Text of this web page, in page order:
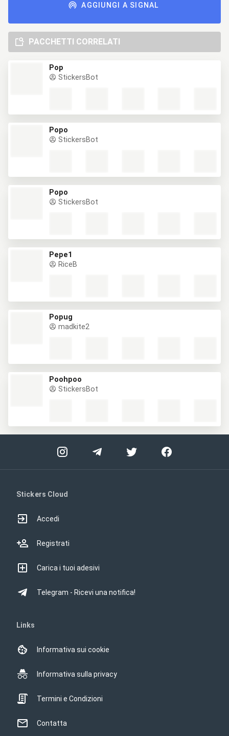
AGGIUNGI A SIGNAL
PACCHETTI CORRELATI
Pop
StickersBot
Popo
StickersBot
Popo
StickersBot
Pepe1
RiceB
Popug
madkite2
Poohpoo
StickersBot
Stickers Cloud
Accedi
Registrati
Carica i tuoi adesivi
Telegram - Ricevi una notifica!
Links
Informativa sui cookie
Informativa sulla privacy
Termini e Condizioni
Contatta